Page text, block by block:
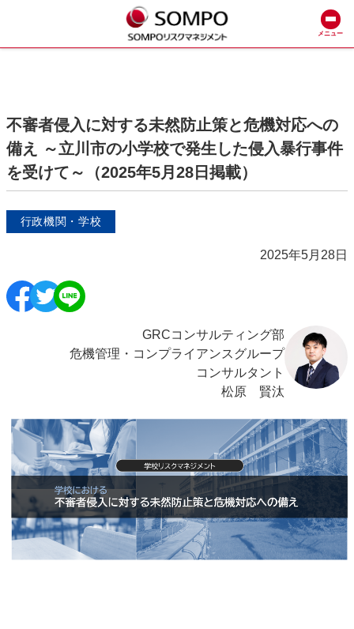
メニュー
不審者侵入に対する未然防止策と危機対応への
備え ～立川市の小学校で発生した侵入暴行事件
を受けて～（2025年5月28日掲載）
行政機関・学校
2025年5月28日
GRCコンサルティング部
危機管理・コンプライアンスグループ
コンサルタント
松原 賢汰